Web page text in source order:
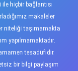
hiçbir bağlantısı
makaleler
niteliği taşımamakta
yapılmamaktadır.
tesadüfidir.
bir bilgi paylaşım